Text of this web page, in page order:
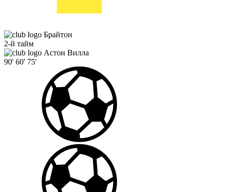
Брайтон
2-й тайм
Астон Вилла
90' 60' 75'